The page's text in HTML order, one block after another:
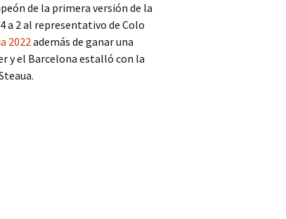
de la primera versión de la
a 2 al representativo de Colo
2022además de ganar una
y el Barcelona estalló con la